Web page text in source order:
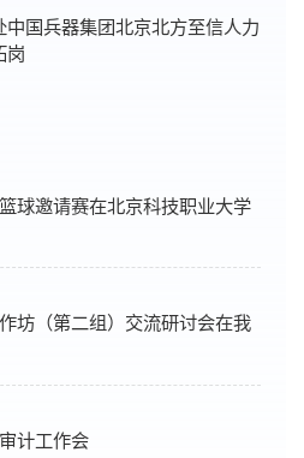
国兵器集团北京北方至信人力
岗
球邀请赛在北京科技职业大学
坊（第二组）交流研讨会在我
计工作会